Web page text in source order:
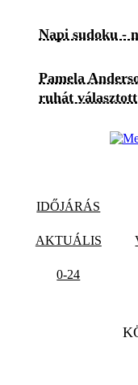
Napi sudoku -
Pamela
ruhát választott
IDŐJÁRÁS
AKTUÁLIS
0-24